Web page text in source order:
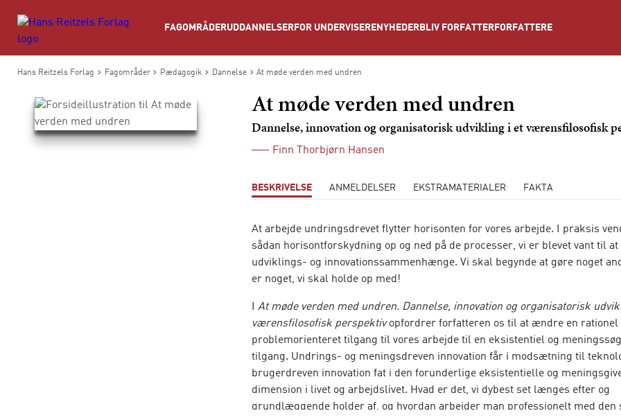
FAGOMRÅDERUDDANNELSER FOR UNDERVISERE NYHEDER BLIV FORFATTER FORFATTERE
Hans Reitzels Forlag Fagområder Pædagogik Dannelse At møde verden med undren
At møde verden med undren
Dannelse, innovation og organisatorisk udvikling i et værensfilosofisk
Finn Thorbjørn Hansen
BESKRIVELSE ANMELDELSER EKSTRAMATERIALER FAKTA
At arbejde undringsdrevet flytter horisonten for vores arbejde. I praksis
sådan horisontforskydning op og ned på de processer, vi er blevet vant til at
udviklings- og innovationssammenhænge. Vi skal begynde at gøre noget
er noget, vi skal holde op med!
IAt møde verden med undren. Dannelse, innovation og organisatorisk
værensfilosofisk perspektivopfordrer forfatteren os til at ændre en rationel
problemorienteret tilgang til vores arbejde til en eksistentiel og
tilgang. Undrings- og meningsdreven innovation får i modsætning til
brugerdreven innovation fat i den forunderlige eksistentielle og
dimension i livet og arbejdslivet. Hvad er det, vi dybest set længes efter og
grundlæggende holder af, og hvordan arbejder man professionelt med den